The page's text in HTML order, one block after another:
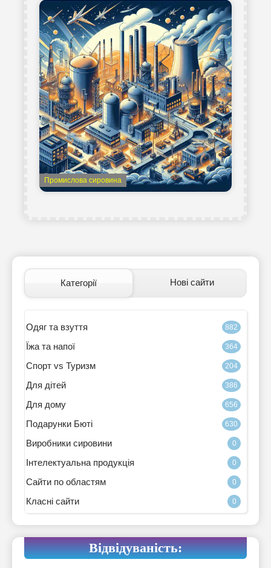
Промислова сировина
Категорії Нові сайти
Одяг та взуття 882
Їжа та напої 364
Спорт vs Туризм 204
Для дітей 386
Для дому 656
Подарунки Бюті 630
Виробники сировини 0
Інтелектуальна продукція 0
Сайти по областям 0
Класні сайти 0
Відвідуваність: